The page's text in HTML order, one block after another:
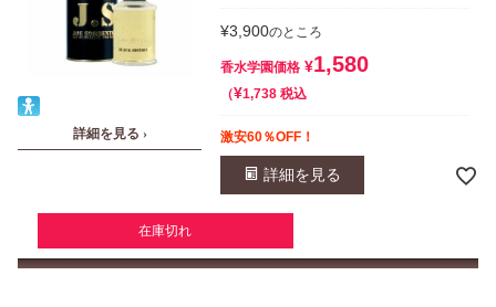
詳細を見る ›
¥3,900のところ
香水学園価格 ¥1,580
¥1,738 税込
激安60％OFF！
詳細を見る
在庫切れ